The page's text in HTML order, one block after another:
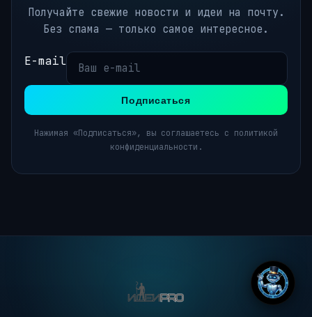
Получайте свежие новости и идеи на почту.
Без спама — только самое интересное.
E-mail
Подписаться
Нажимая «Подписаться», вы соглашаетесь с политикой
конфиденциальности.